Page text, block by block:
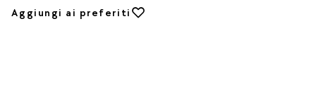
Aggiungi ai preferiti
Aggiungi ai preferiti